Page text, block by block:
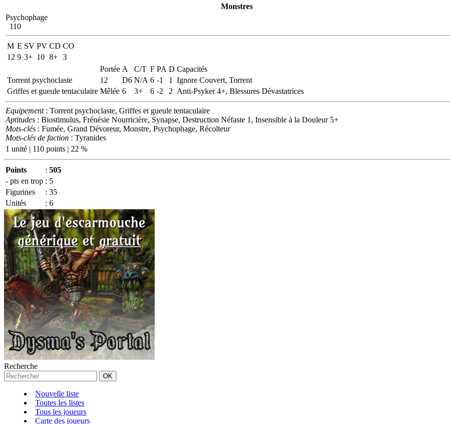
Monstres
Psychophage
110
M E SV PV CD CO
12 9 3+ 10 8+ 3
Portée A C/T F PA D Capacités
Torrent psychoclaste
12 D6 N/A 6 -1 1
Ignore Couvert, Torrent
Griffes et gueule tentaculaire Mêlée 6 3+ 6 -2 2 Anti-Psyker 4+, Blessures Dévastatrices
Equipement: Torrent psychoclaste, Griffes et gueule tentaculaire
Aptitudes : Biostimulus, Frénésie Nourricière, Synapse, Destruction Néfaste 1, Insensible à la Douleur 5+
Mots-clés : Fumée, Grand Dévoreur, Monstre, Psychophage, Récolteur
Mots-clés de faction : Tyranides
1 unité | 110 points | 22 %
Points : 505
- pts en trop : 5
Figurines
: 35
Unités
: 6
Recherche
Nouvelle liste
Toutes les listes
Tous les joueurs
Carte des joueurs